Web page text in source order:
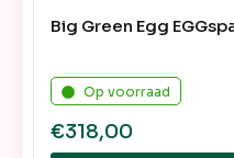
Big Green Egg
Op voorraad
€318,00